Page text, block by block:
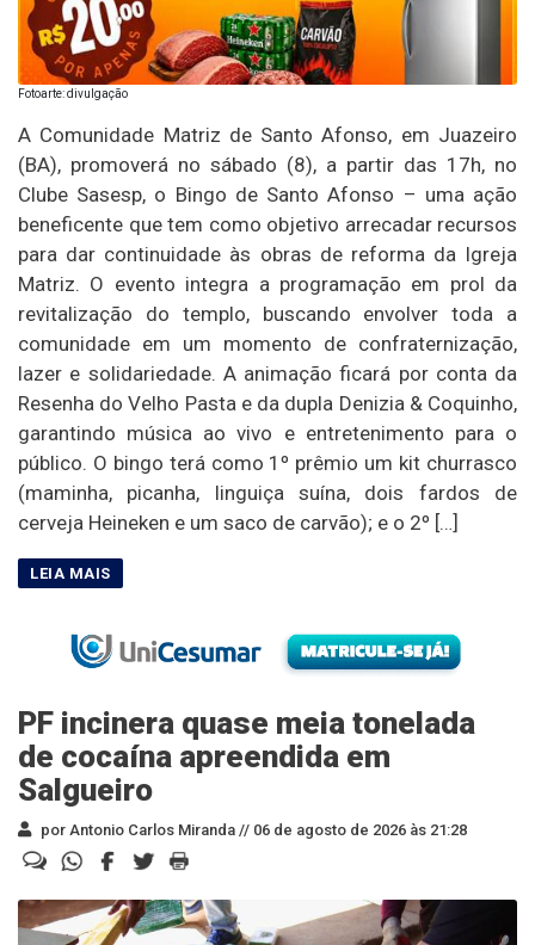
Fotoarte: divulgação
A Comunidade Matriz de Santo Afonso, em Juazeiro
(BA), promoverá no sábado (8), a partir das 17h, no
Clube Sasesp, o Bingo de Santo Afonso – uma ação
beneficente que tem como objetivo arrecadar recursos
para dar continuidade às obras de reforma da Igreja
Matriz. O evento integra a programação em prol da
revitalização do templo, buscando envolver toda a
comunidade em um momento de confraternização,
lazer e solidariedade. A animação ficará por conta da
Resenha do Velho Pasta e da dupla Denizia & Coquinho,
garantindo música ao vivo e entretenimento para o
público. O bingo terá como 1º prêmio um kit churrasco
(maminha, picanha, linguiça suína, dois fardos de
cerveja Heineken e um saco de carvão); e o 2º […]
PF incinera quase meia tonelada
de cocaína apreendida em
Salgueiro
por Antonio Carlos Miranda // 06 de agosto de 2026 às 21:28